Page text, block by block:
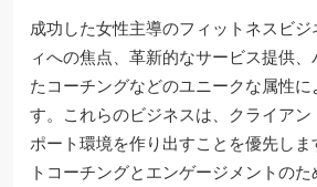
成功した女性主導のフィットネスビ
ィへの焦点、革新的なサービス提供
たコーチングなどのユニークな属性に
す。これらのビジネスは、クライア
ポート環境を作り出すことを優先し
トコーチングとエンゲージメントのた